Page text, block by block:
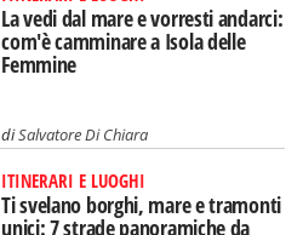
La vedi dal mare e vorresti andarci:
com'è camminare a Isola delle
Femmine
diSalvatore Di Chiara
ITINERARI E LUOGHI
Ti svelano borghi, mare e tramonti
unici: 7 strade panoramiche da